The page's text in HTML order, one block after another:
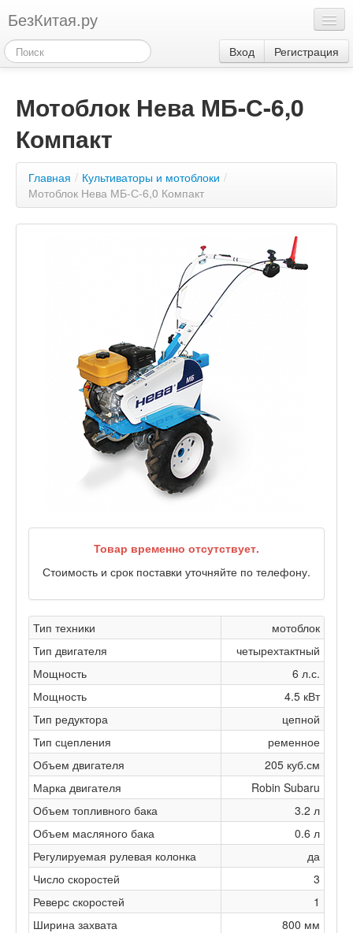
БезКитая.ру
Каталог
Контакты
Акции
3
Вход Регистрация
Мотоблок Нева МБ-С-6,0
Компакт
Главная / Культиваторы и мотоблоки /
Мотоблок Нева МБ-С-6,0 Компакт
Товар временно отсутствует.
Стоимость и срок поставки уточняйте по телефону.
Тип техники
мотоблок
Тип двигателя
четырехтактный
Мощность
6 л.с.
Мощность
4.5 кВт
Тип редуктора
цепной
Тип сцепления
ременное
Объем двигателя
205 куб.см
Марка двигателя
Robin Subaru
Объем топливного бака
3.2 л
Объем масляного бака
0.6 л
Регулируемая рулевая колонка
да
Число скоростей
3
Реверс скоростей
1
Ширина захвата
800 мм